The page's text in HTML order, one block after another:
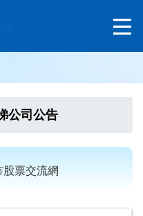
公司公告
票交流網